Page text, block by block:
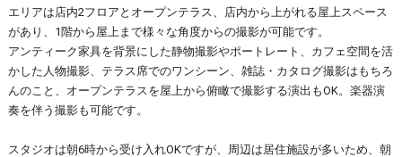
エリアは店内2フロアとオープンテラス、店内から上がれる屋上スペース
があり、1階から屋上まで様々な角度からの撮影が可能です。
アンティーク家具を背景にした静物撮影やポートレート、カフェ空間を活
かした人物撮影、テラス席でのワンシーン、雑誌・カタログ撮影はもちろ
んのこと、オープンテラスを屋上から俯瞰で撮影する演出もOK。楽器演
奏を伴う撮影も可能です。
スタジオは朝6時から受け入れOKですが、周辺は居住施設が多いため、朝